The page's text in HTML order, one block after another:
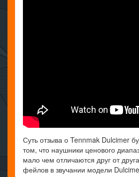
Суть отзыва о Tennmak Dulcimer
том, что наушники ценового
мало чем отличаются друг от
фейлов в звучании модели